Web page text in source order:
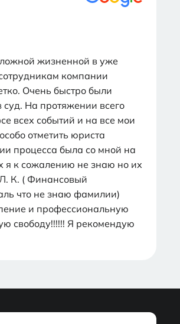
жизненной в уже
компании
Очень быстро были
На протяжении всего
всех событий и на все мои
отметить юриста
процесса была со мной на
я к сожалению не знаю но их
К. ( Финансовый
что не знаю фамилии)
и профессиональную
свободу!!!!!! Я рекомендую